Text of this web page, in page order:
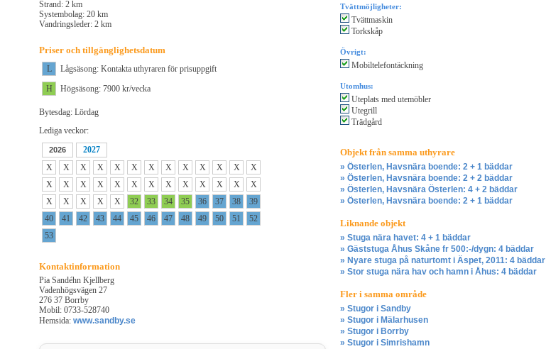
Strand: 2 km
Systembolag: 20 km
Vandringsleder: 2 km
Priser och tillgänglighetsdatum
L
Lågsäsong: Kontakta uthyraren för prisuppgift
H
Högsäsong: 7900 kr/vecka
Bytesdag: Lördag
Lediga veckor:
2026
2027
X
X X X X X X X X X X X
X
X
X X X X X X X X X X X
X
X
X X X X 32 33 34 35 36 37 38
39
40
41 42 43 44 45 46 47 48 49 50 51
52
53
Kontaktinformation
Pia Sandéhn Kjellberg
Vadenhögsvägen 27
276 37 Borrby
Mobil: 0733-528740
Hemsida: www.sandby.se
Tvättmöjligheter:
Tvättmaskin
Torkskåp
Övrigt:
Mobiltelefontäckning
Utomhus:
Uteplats med utemöbler
Utegrill
Trädgård
Objekt från samma uthyrare
» Österlen, Havsnära boende: 2 + 1 bäddar
» Österlen, Havsnära boende: 2 + 2 bäddar
» Österlen, Havsnära Österlen: 4 + 2 bäddar
» Österlen, Havsnära boende: 2 + 1 bäddar
Liknande objekt
» Stuga nära havet: 4 + 1 bäddar
» Gäststuga Åhus Skåne fr 500:-/dygn: 4 bäddar
» Nyare stuga på naturtomt i Äspet, 2011: 4 bäddar
» Stor stuga nära hav och hamn i Åhus: 4 bäddar
Fler i samma område
» Stugor i Sandby
» Stugor i Mälarhusen
» Stugor i Borrby
» Stugor i Simrishamn